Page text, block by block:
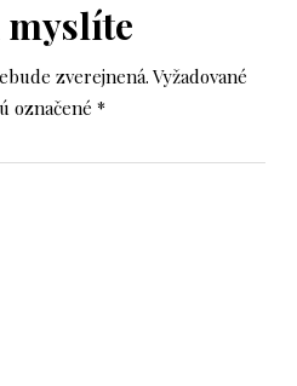
D
N
myslíte
zverejnená. Vyžadované
označené *